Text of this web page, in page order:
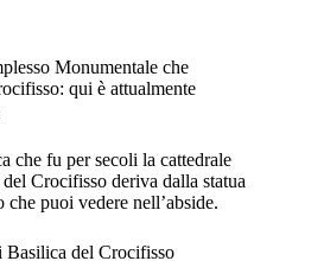
Monumentale che
qui è attualmente
che fu per secoli la cattedrale
Crocifisso deriva dalla statua
puoi vedere nell’abside.